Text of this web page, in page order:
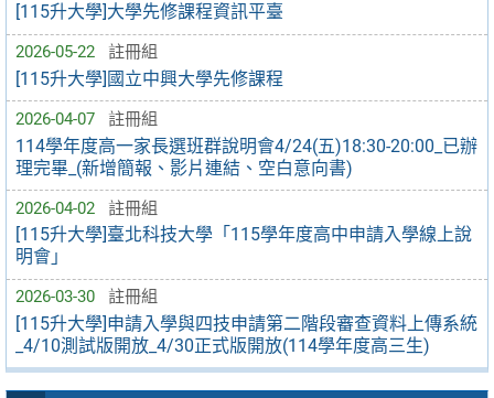
[115升大學]大學先修課程資訊平臺
2026-05-22 註冊組
[115升大學]國立中興大學先修課程
2026-04-07 註冊組
114學年度高一家長選班群說明會4/24(五)18:30-20:00_已辦
理完畢_(新增簡報、影片連結、空白意向書)
2026-04-02 註冊組
[115升大學]臺北科技大學「115學年度高中申請入學線上說
明會」
2026-03-30 註冊組
[115升大學]申請入學與四技申請第二階段審查資料上傳系統
_4/10測試版開放_4/30正式版開放(114學年度高三生)